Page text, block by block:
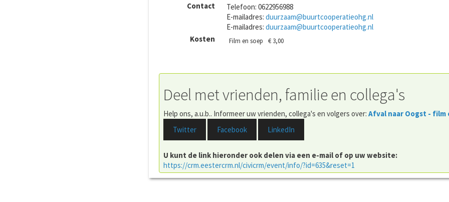
Contact
Telefoon: 0622956988
E-mailadres: duurzaam@buurtcooperatieohg.nl
E-mailadres: duurzaam@buurtcooperatieohg.nl
Kosten
Film en soep € 3,00
Deel met vrienden, familie en collega's
Help ons, a.u.b.. Informeer uw vrienden, collega's en volgers over: Afval naar Oogst - film
Twitter
Facebook LinkedIn
U kunt de link hieronder ook delen via een e-mail of op uw website:
https://crm.eestercrm.nl/civicrm/event/info/?id=635&reset=1